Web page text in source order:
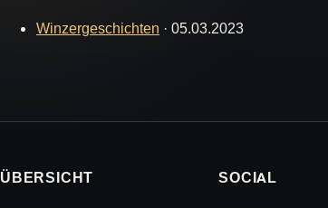
Winzergeschichten · 05.03.2023
ÜBERSICHT SOCIAL